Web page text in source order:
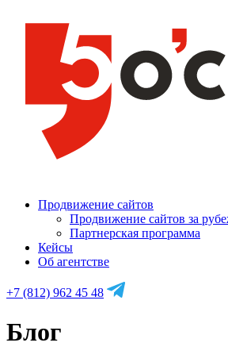
Продвижение сайтов
Продвижение сайтов за
Партнерская программа
Кейсы
Об агентстве
+7 (812) 962 45 48
Блог